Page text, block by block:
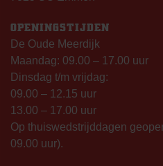
OPENINGSTIJDEN
De Oude Meerdijk
Maandag: 09.00 – 17.00 uur
Dinsdag t/m vrijdag:
09.00 – 12.15 uur
13.00 – 17.00 uur
Op thuiswedstrijddagen
09.00 uur).